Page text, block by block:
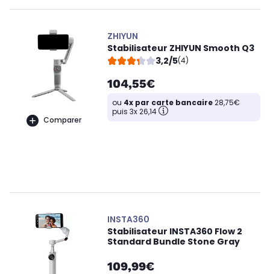
Comparer
ZHIYUN
Stabilisateur ZHIYUN Smooth Q3
3,2/5(4)
104,55€
ou 4x par carte bancaire28,75€
puis 3x 26,14
INSTA360
Stabilisateur INSTA360 Flow 2
Standard Bundle Stone Gray
109,99€